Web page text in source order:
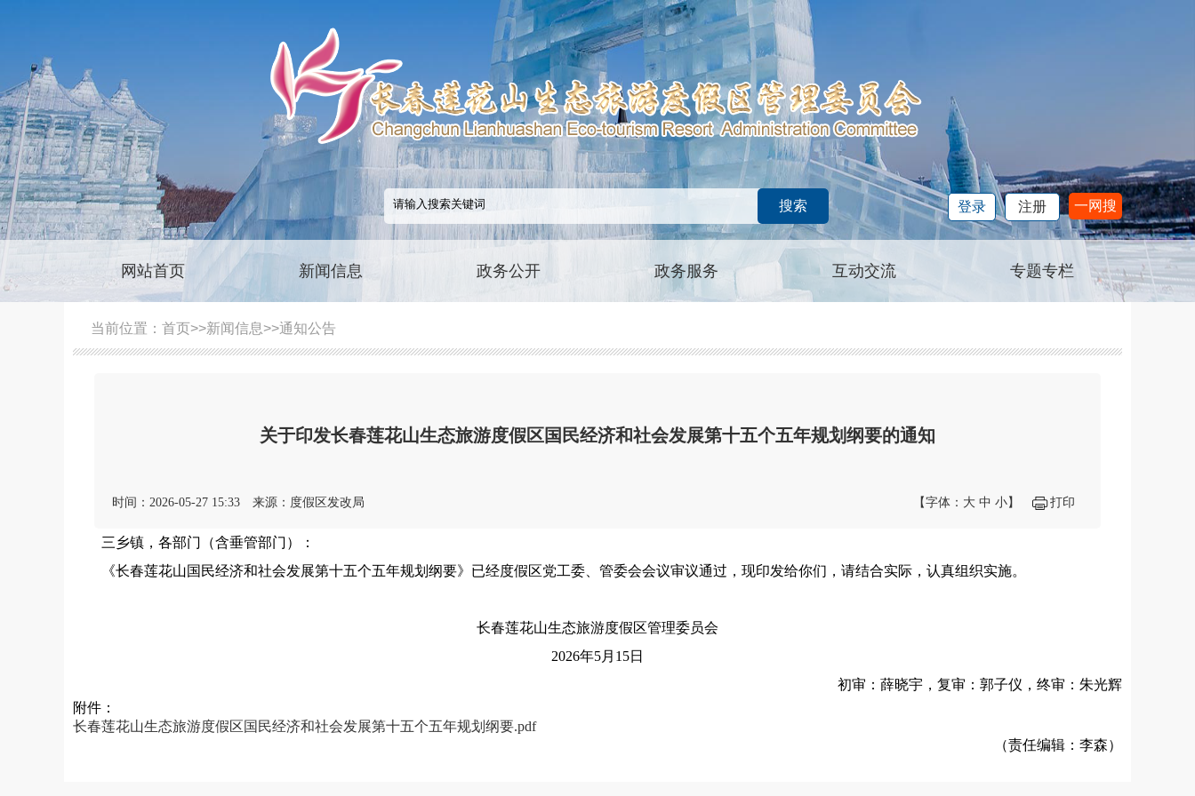
一网搜
注册
登录
网站首页 新闻信息 政务公开 政务服务 互动交流 专题专栏
当前位置： 首页>>新闻信息>>通知公告
关于印发长春莲花山生态旅游度假区国民经济和社会发展第十五个五年规划纲要的通知
时间：2026-05-27 15:33 来源：度假区发改局 【字体： 大 中 小】 打印
三乡镇，各部门（含垂管部门）：
《长春莲花山国民经济和社会发展第十五个五年规划纲要》已经度假区党工委、管委会会议审议通过，现印发给你们，请结合实际，认真组织实施。
长春莲花山生态旅游度假区管理委员会
2026年5月15日
初审：薛晓宇，复审：郭子仪，终审：朱光辉
附件：
长春莲花山生态旅游度假区国民经济和社会发展第十五个五年规划纲要.pdf
（责任编辑：李森）